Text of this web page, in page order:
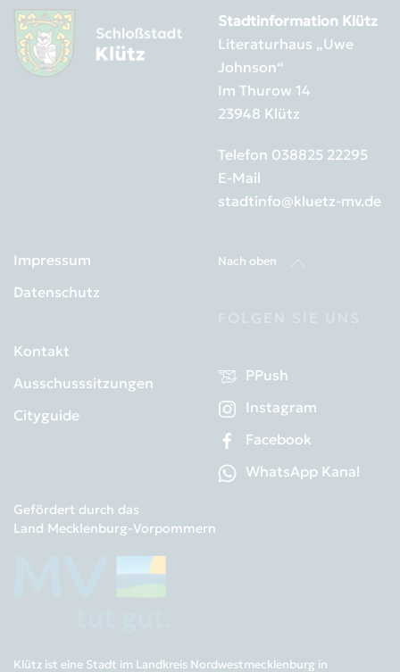
Stadtinformation Klütz
Literaturhaus „Uwe
Johnson“
Im Thurow 14
23948 Klütz
Telefon 038825 22295
E-Mail
stadtinfo@kluetz-mv.de
Impressum
Datenschutz
Kontakt
Ausschusssitzungen
Cityguide
Nach oben
PPush
Instagram
Facebook
WhatsApp Kanal
Gefördert durch das
Land Mecklenburg-Vorpommern
Klütz ist eine Stadt im Landkreis Nordwestmecklenburg in